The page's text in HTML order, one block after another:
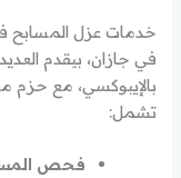
خدمات عزل المسابح
في جازان، بيقدم
بالإيبوكسي، مع حزم
تشمل:
فحص